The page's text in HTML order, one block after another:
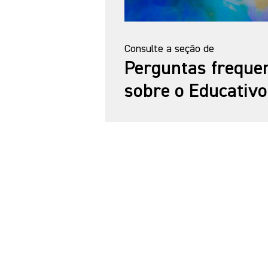
Consulte a seção de
Perguntas
sobre o Educativo